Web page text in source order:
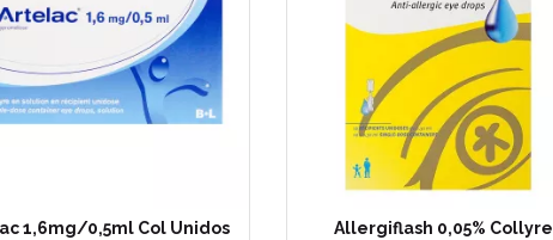
1,6mg/0,5ml Col Unidos
Allergiflash 0,05% Collyre